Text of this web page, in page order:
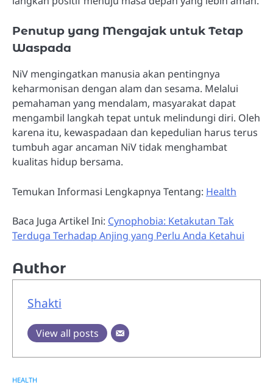
Penutup yang Mengajak untuk Tetap
Waspada
NiV mengingatkan manusia akan pentingnya
keharmonisan dengan alam dan sesama. Melalui
pemahaman yang mendalam, masyarakat dapat
mengambil langkah tepat untuk melindungi diri. Oleh
karena itu, kewaspadaan dan kepedulian harus terus
tumbuh agar ancaman NiV tidak menghambat
kualitas hidup bersama.
Temukan Informasi Lengkapnya Tentang: Health
Baca Juga Artikel Ini: Cynophobia: Ketakutan Tak
Terduga Terhadap Anjing yang Perlu Anda Ketahui
Author
Shakti
View all posts
HEALTH